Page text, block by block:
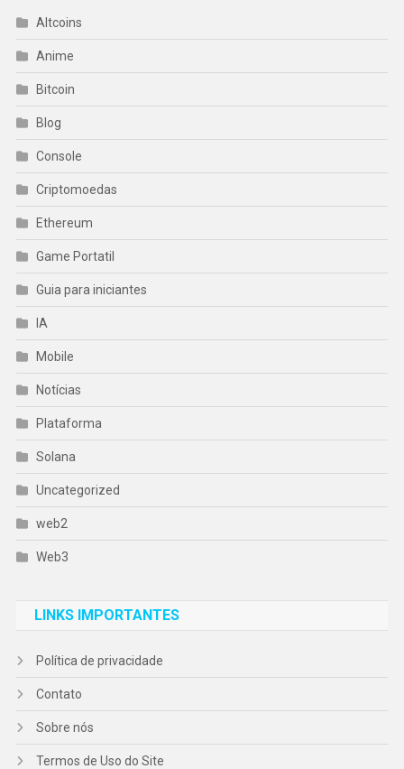
Altcoins
Anime
Bitcoin
Blog
Console
Criptomoedas
Ethereum
Game Portatil
Guia para iniciantes
IA
Mobile
Notícias
Plataforma
Solana
Uncategorized
web2
Web3
LINKS IMPORTANTES
Política de privacidade
Contato
Sobre nós
Termos de Uso do Site